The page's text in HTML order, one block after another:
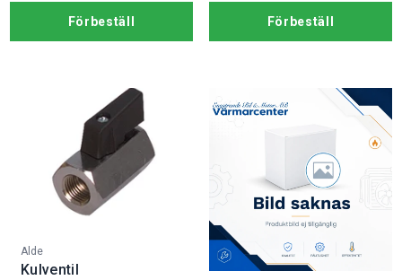
Förbeställ Förbeställ
Fabrikat:
Alde
Kulventil